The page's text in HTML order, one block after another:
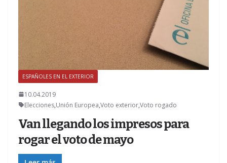
ESPAÑOLES EN EL EXTERIOR
10.04.2019
Elecciones,Unión Europea,Voto exterior,Voto rogado
Van llegando los impresos para
rogar el voto de mayo